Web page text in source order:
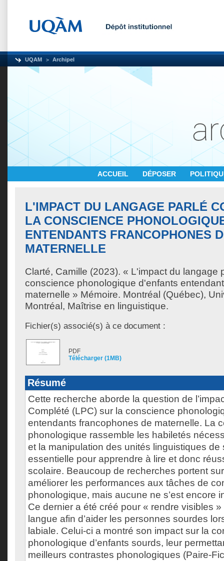
UQAM Archipel
ACCUEIL DÉPOSER
L'IMPACT DU LANGAGE PARLÉ
LA CONSCIENCE
ENTENDANTS FRANCOPHONES
MATERNELLE
Clarté, Camille (2023). « L'impact du langage
conscience phonologique d'enfants
maternelle » Mémoire. Montréal (Québec),
Montréal, Maîtrise en linguistique.
Fichier(s) associé(s) à ce document :
PDF
Télécharger (1MB)
Résumé
Cette recherche aborde la question de
Complété (LPC) sur la conscience
entendants francophones de maternelle. La
phonologique rassemble les habiletés
et la manipulation des unités linguistiques de
essentielle pour apprendre à lire et donc
scolaire. Beaucoup de recherches portent
améliorer les performances aux tâches de
phonologique, mais aucune ne s’est encore
Ce dernier a été créé pour « rendre visibles
langue afin d’aider les personnes sourdes
labiale. Celui-ci a montré son impact sur la
phonologique d’enfants sourds, leur
meilleurs contrastes phonologiques (Paire-